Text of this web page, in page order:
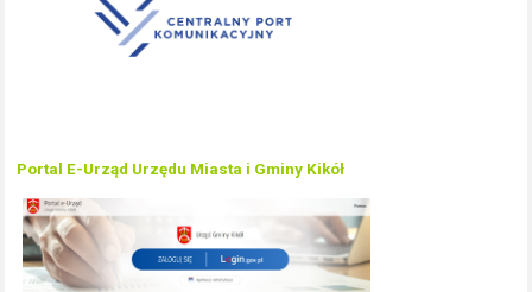
Portal E-Urząd Urzędu Miasta i Gminy Kikół